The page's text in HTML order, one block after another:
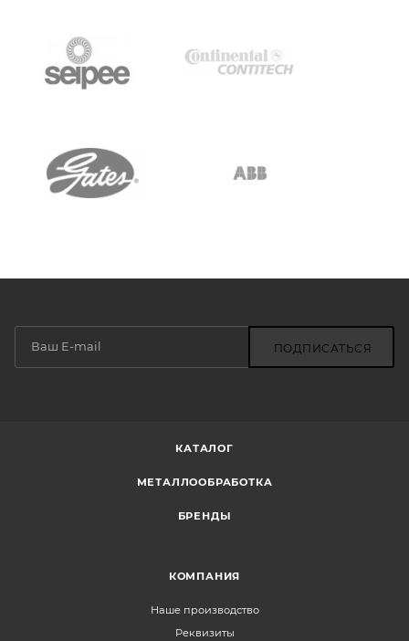
ПОДПИСАТЬСЯ
КАТАЛОГ
МЕТАЛЛООБРАБОТКА
БРЕНДЫ
КОМПАНИЯ
Наше производство
Реквизиты